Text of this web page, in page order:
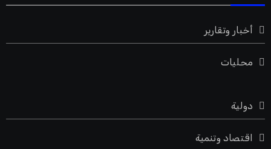
أخبار وتقارير
محليات
دولية
اقتصاد وتنمية